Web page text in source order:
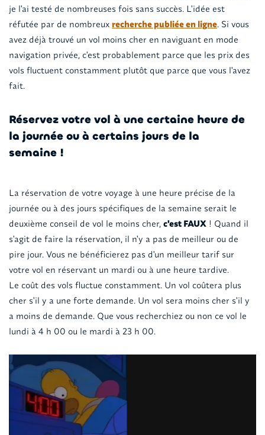
je l'ai testé de nombreuses fois sans succès. L'idée est
réfutée par de nombreux recherche publiée en ligne. Si vous
avez déjà trouvé un vol moins cher en naviguant en mode
navigation privée, c'est probablement parce que les prix des
vols fluctuent constamment plutôt que parce que vous l'avez
fait.
Réservez votre vol à une certaine heure de
la journée ou à certains jours de la
semaine !
La réservation de votre voyage à une heure précise de la
journée ou à des jours spécifiques de la semaine serait le
deuxième conseil de vol le moins cher, c'est FAUX! Quand il
s'agit de faire la réservation, il n'y a pas de meilleur ou de
pire jour. Vous ne bénéficierez pas d'un meilleur tarif sur
votre vol en réservant un mardi ou à une heure tardive.
Le coût des vols fluctue constamment. Un vol coûtera plus
cher s'il y a une forte demande. Un vol sera moins cher s'il y
a moins de demande. Que vous recherchiez ou non ce vol le
lundi à 4 h 00 ou le mardi à 23 h 00.